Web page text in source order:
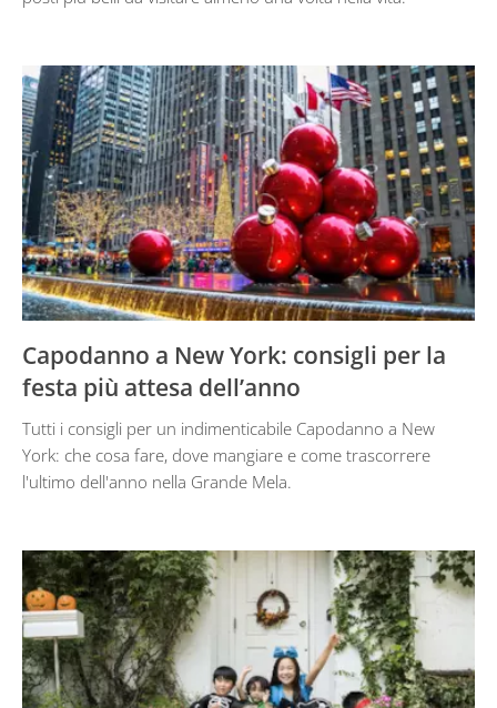
Capodanno a New York: consigli per la
festa più attesa dell’anno
Tutti i consigli per un indimenticabile Capodanno a New
York: che cosa fare, dove mangiare e come trascorrere
l'ultimo dell'anno nella Grande Mela.